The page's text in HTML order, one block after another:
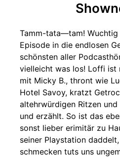
Tamm-tata—tam! Wuchtig
Episode in die endlosen
schönsten aller
vielleicht was los! Loffi ist
mit Micky B., thront wie
Hotel Savoy, kratzt
altehrwürdigen Ritzen
und erzählt. So ist das
sonst lieber erimitär zu
seiner Playstation
schmecken tuts uns